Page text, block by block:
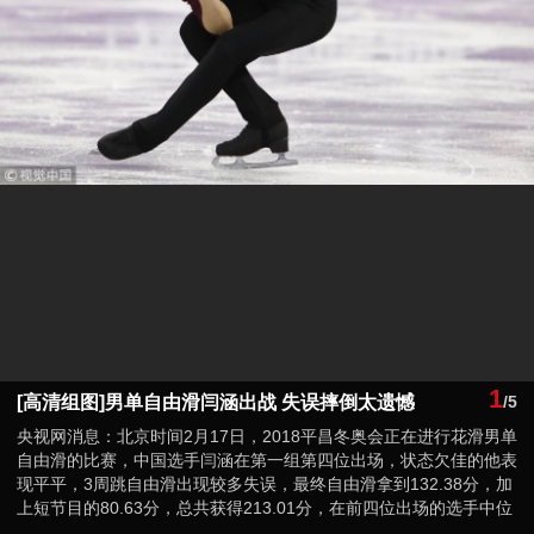
[高清组图]男单自由滑闫涵出战 失误摔倒太遗憾 1/5
央视网消息：北京时间2月17日，2018平昌冬奥会正在进行花滑男单
自由滑的比赛，中国选手闫涵在第一组第四位出场，状态欠佳的他表
现平平，3周跳自由滑出现较多失误，最终自由滑拿到132.38分，加
上短节目的80.63分，总共获得213.01分，在前四位出场的选手中位